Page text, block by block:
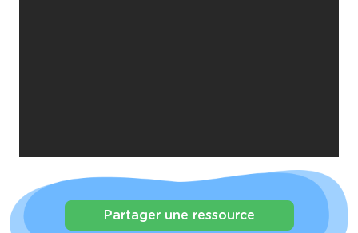
Partager une ressource